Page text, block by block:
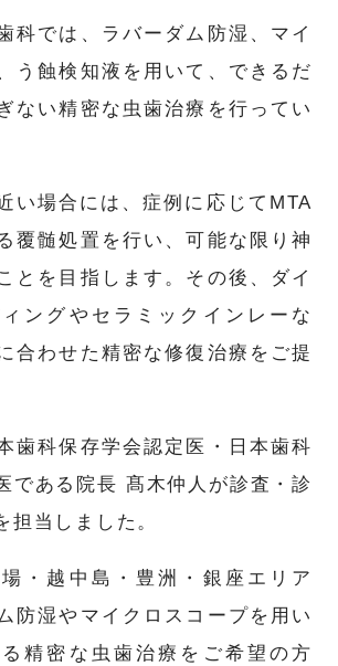
科では、ラバーダム防湿、マイ
う蝕検知液を用いて、できるだ
ない精密な虫歯治療を行ってい
い場合には、症例に応じてMTA
覆髄処置を行い、可能な限り神
とを目指します。その後、ダイ
ングやセラミックインレーな
合わせた精密な修復治療をご提
歯科保存学会認定医・日本歯科
である院長 髙木仲人が診査・診
担当しました。
・越中島・豊洲・銀座エリア
防湿やマイクロスコープを用い
精密な虫歯治療をご希望の方